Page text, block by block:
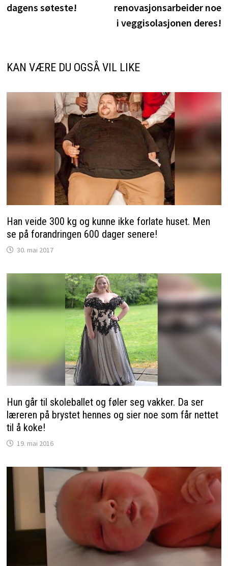
dagens søteste!
renovasjonsarbeider noe
i veggisolasjonen deres!
KAN VÆRE DU OGSÅ VIL LIKE
Han veide 300 kg og kunne ikke forlate huset. Men
se på forandringen 600 dager senere!
30. mai 2017
Hun går til skoleballet og føler seg vakker. Da ser
læreren på brystet hennes og sier noe som får nettet
til å koke!
19. mai 2016